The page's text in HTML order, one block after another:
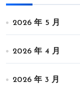
2026 年 5 月
2026 年 4 月
2026 年 3 月